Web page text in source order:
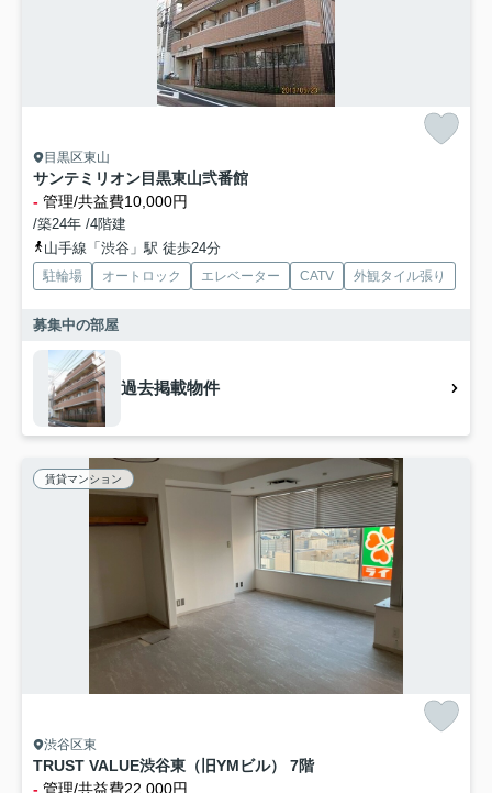
目黒区東山
サンテミリオン目黒東山弐番館
- 管理/共益費10,000円
/築24年 /4階建
山手線「渋谷」駅 徒歩24分
駐輪場 オートロック エレベーター CATV 外観タイル張り
募集中の部屋
過去掲載物件
賃貸マンション
渋谷区東
TRUST VALUE渋谷東（旧YMビル） 7階
- 管理/共益費22,000円